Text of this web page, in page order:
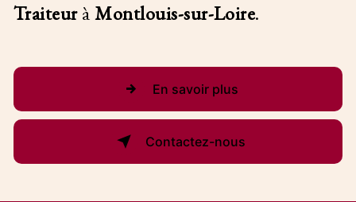
TraiteuràMontlouis-sur-Loire.
En savoir plus
Contactez-nous